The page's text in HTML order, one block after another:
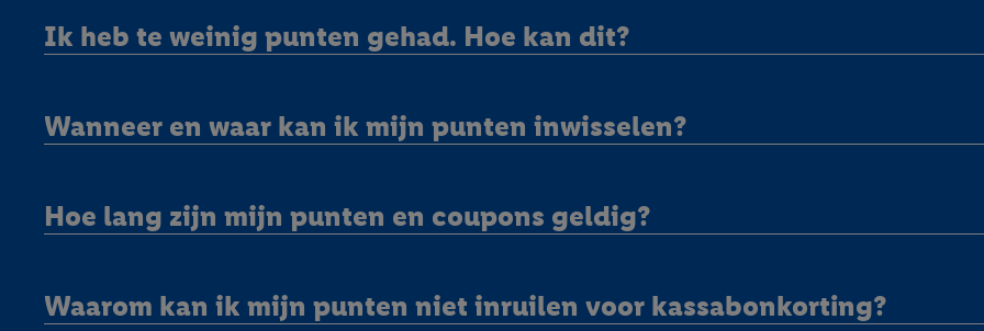
Ik heb te weinig punten gehad. Hoe kan dit?
Wanneer en waar kan ik mijn punten inwisselen?
Hoe lang zijn mijn punten en coupons geldig?
Waarom kan ik mijn punten niet inruilen voor kassabonkorting?
privacyverklaring
over de cookies die wij inzetten.